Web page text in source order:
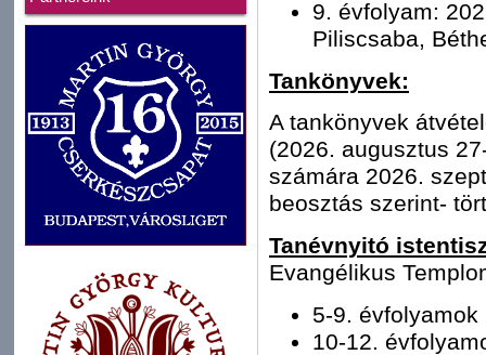
9. évfolyam:
Piliscsaba,
Tankönyvek:
A tankönyvek
(2026. augusztus
számára 2026.
beosztás szerint-
Tanévnyitó
Evangélikus
5-9. évfolyamok
10-12.